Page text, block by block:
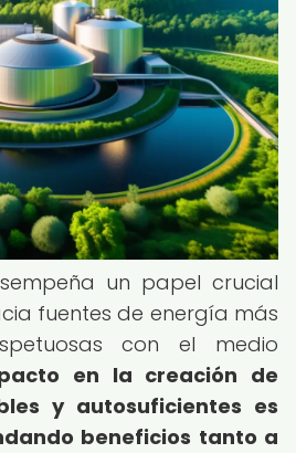
un papel crucial
fuentes de energía más
con el medio
en la creación de
y autosuficientes es
beneficios tanto a